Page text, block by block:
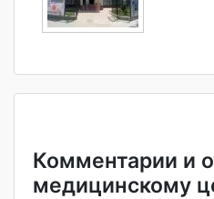
Комментарии и
медицинскому